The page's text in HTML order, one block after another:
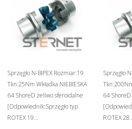
Sprzęgło N-BIPEX Rozmiar:19
Tkn:25Nm Wkładka NIEBIESKA
64 ShoreD żeliwo sferoidalne
[Odpowiednik:Sprzęgło typ
ROTEX 19...
Sprzęgło
64
ROTEX